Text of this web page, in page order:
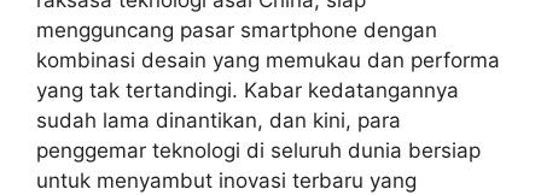
mengguncang pasar smartphone dengan
kombinasi desain yang memukau dan performa
yang tak tertandingi. Kabar kedatangannya
sudah lama dinantikan, dan kini, para
penggemar teknologi di seluruh dunia bersiap
untuk menyambut inovasi terbaru yang